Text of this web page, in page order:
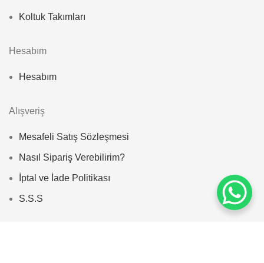
Koltuk Takımları
Hesabım
Hesabım
Alışveriş
Mesafeli Satış Sözleşmesi
Nasıl Sipariş Verebilirim?
İptal ve İade Politikası
S.S.S